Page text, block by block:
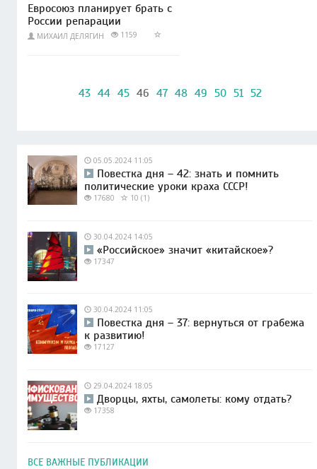
Евросоюз планирует брать с
России репарации
МИХАИЛ ДЕЛЯГИН 1159
43 44 45 46 47 48 49 50 51 52
05.05.2024 11:05
Повестка дня – 42: знать и помнить
политические уроки краха СССР!
17680 10 (1)
30.04.2024 14:05
«Российское» значит «китайское»?
17347
30.04.2024 11:05
Повестка дня – 37: вернуться от грабежа
к развитию!
17127
29.04.2024 18:05
Дворцы, яхты, самолеты: кому отдать?
17358
ВСЕ ВАЖНЫЕ ПУБЛИКАЦИИ